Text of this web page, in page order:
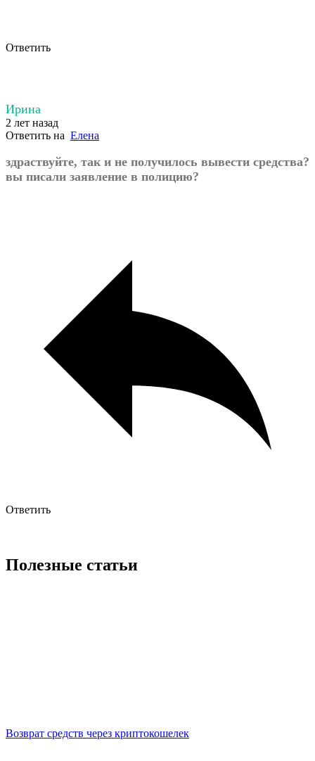
Ответить
Ирина
2 лет назад
Ответить на Елена
здраствуйте, так и не получилось вывести средства?
вы писали заявление в полицию?
Ответить
Полезные статьи
Возврат средств через криптокошелек